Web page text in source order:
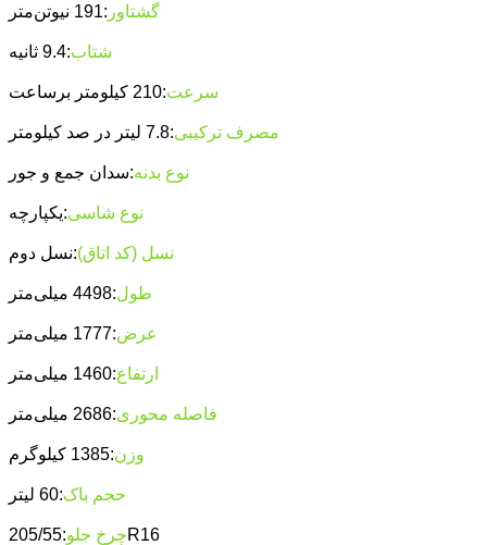
گشتاور :191 نیوتن‌متر
شتاب:9.4 ثانیه
سرعت:210 کیلومتر برساعت
مصرف ترکیبی:7.8 لیتر در صد کیلومتر
نوع بدنه:سدان جمع و جور
نوع شاسی:یکپارچه
نسل (کد اتاق):نسل دوم
طول:4498 میلی‌متر
عرض:1777 میلی‌متر
ارتفاع:1460 میلی‌متر
فاصله محوری:2686 میلی‌متر
وزن:1385 کیلوگرم
حجم باک:60 لیتر
چرخ جلو:205/55R16